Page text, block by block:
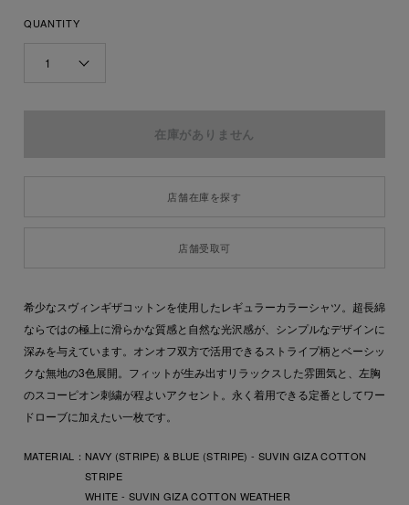
QUANTITY
1
店舗在庫を探す
店舗受取可
希少なスヴィンギザコットンを使用したレギュラーカラーシャツ。超長綿
ならではの極上に滑らかな質感と自然な光沢感が、シンプルなデザインに
深みを与えています。オンオフ双方で活用できるストライプ柄とベーシッ
クな無地の3色展開。フィットが生み出すリラックスした雰囲気と、左胸
のスコーピオン刺繍が程よいアクセント。永く着用できる定番としてワー
ドローブに加えたい一枚です。
MATERIAL： NAVY (STRIPE) & BLUE (STRIPE) - SUVIN GIZA COTTON
STRIPE
WHITE - SUVIN GIZA COTTON WEATHER